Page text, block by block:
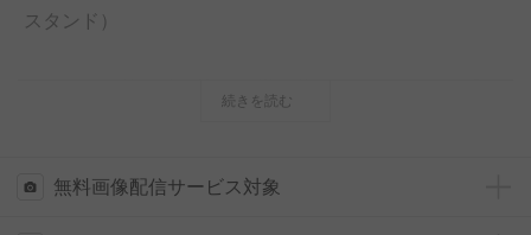
スタンド）
を中心に、様々なお色を混ぜて、ボリューム感を出し、
続きを読む
無料画像配信サービス対象